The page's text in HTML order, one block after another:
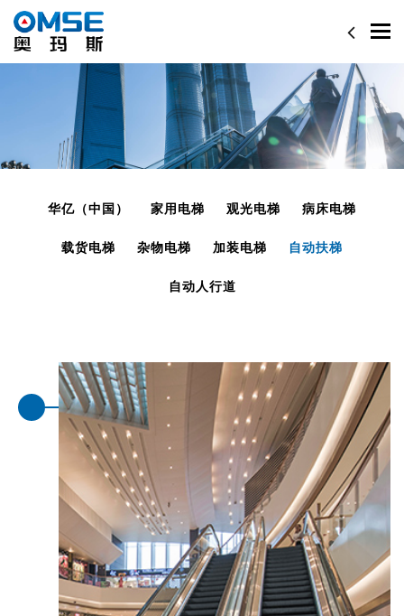
华亿（中国） 家用电梯 观光电梯 病床电梯
载货电梯 杂物电梯 加装电梯 自动扶梯
自动人行道